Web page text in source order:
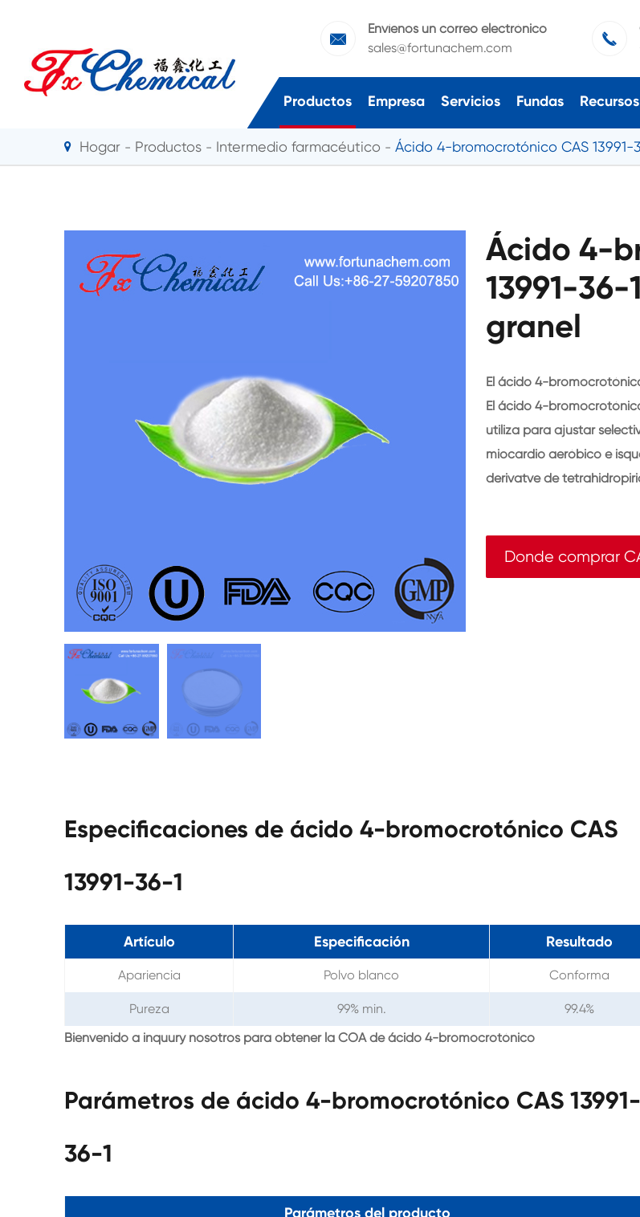

Envíenos un correo electrónico
sales@fortunachem.com

Productos Empresa Servicios Fundas Recursos
Hogar Productos Intermedio farmacéutico Ácido 4-bromocrotónico CAS 13991-
Ácido 4-
13991-
granel
El ácido 4-
El ácido 4-
utiliza para ajustar
miocardio aeróbico e
derivatve de
Donde comprar
Especificaciones de ácido 4-bromocrotónico CAS
13991-36-1
Artículo Especificación Resultado
Apariencia Polvo blanco Conforma
Pureza 99% min.
99.4%
Bienvenido a inquury nosotros para obtener la COA de ácido 4-bromocrotónico
Parámetros de ácido 4-bromocrotónico CAS 13991-
36-1
Parámetros del producto